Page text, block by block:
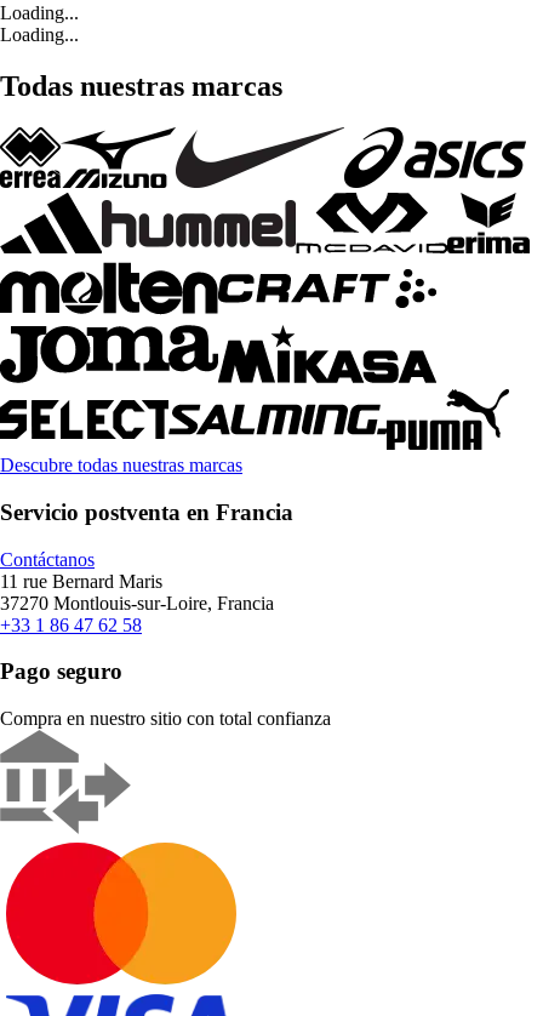
Loading...
Loading...
Todas nuestras marcas
Descubre todas nuestras marcas
Servicio postventa en Francia
Contáctanos
11 rue Bernard Maris
37270 Montlouis-sur-Loire, Francia
+33 1 86 47 62 58
Pago seguro
Compra en nuestro sitio con total confianza